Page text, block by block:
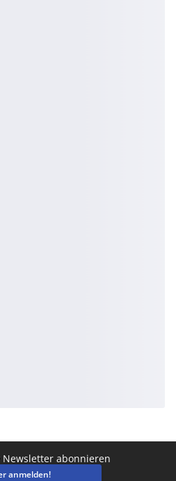
Newsletter abonnieren
anmelden!